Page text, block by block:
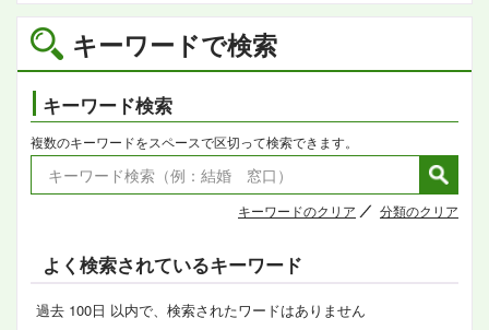
キーワードで検索
キーワード検索
複数のキーワードをスペースで区切って検索できます。
キーワードのクリア 分類のクリア
よく検索されているキーワード
過去 100日 以内で、検索されたワードはありません